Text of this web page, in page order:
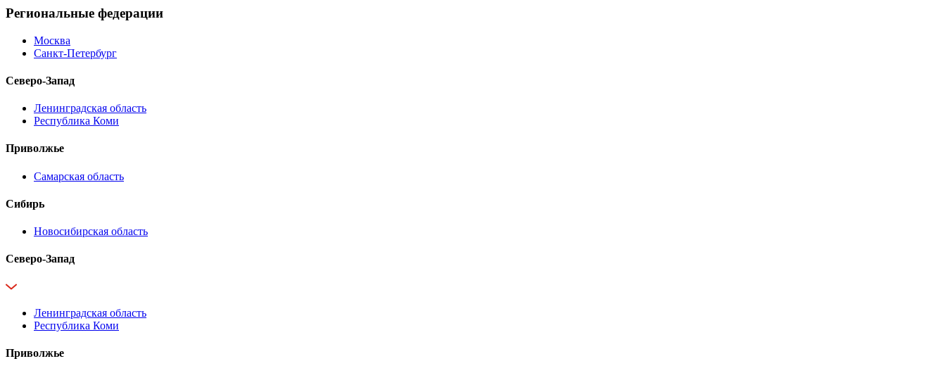
Региональные федерации
Москва
Санкт-Петербург
Северо-Запад
Ленинградская область
Республика Коми
Приволжье
Самарская область
Сибирь
Новосибирская область
Северо-Запад
Ленинградская область
Республика Коми
Приволжье